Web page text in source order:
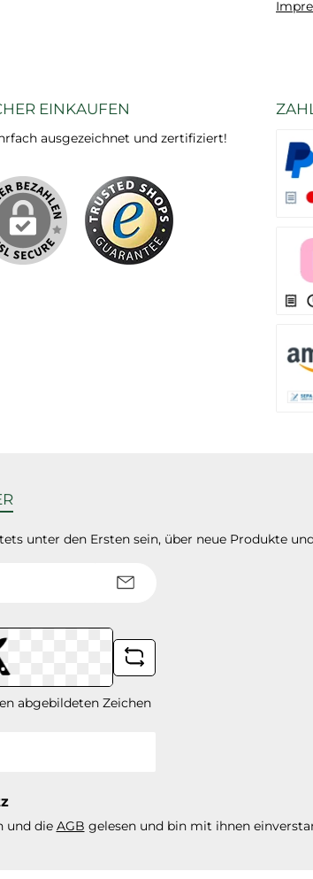
EINKAUFEN
ausgezeichnet und zertifiziert!
unter den Ersten sein, über neue Produkte
abgebildeten Zeichen
und die AGB gelesen und bin mit ihnen